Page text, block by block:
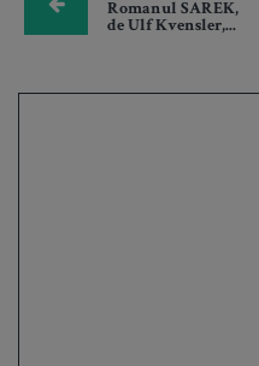
Romanul SAREK,
de Ulf Kvensler,...